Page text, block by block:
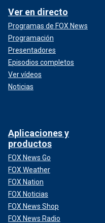
Ver en directo
Programas de FOX News
Programación
Presentadores
Episodios completos
Ver vídeos
Noticias
Aplicaciones y
productos
FOX News Go
FOX Weather
FOX Nation
FOX Noticias
FOX News Shop
FOX News Radio